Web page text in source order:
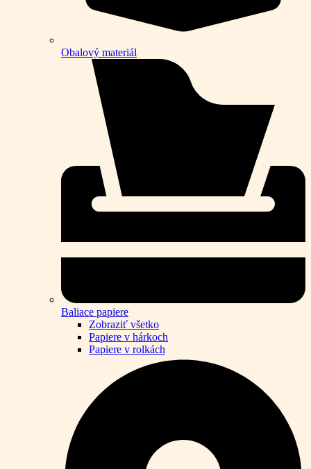
Obalový materiál
Baliace papiere
Zobraziť všetko
Papiere v hárkoch
Papiere v rolkách